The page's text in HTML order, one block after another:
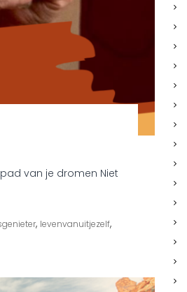
van je dromen Niet
, levenvanuitjezelf,